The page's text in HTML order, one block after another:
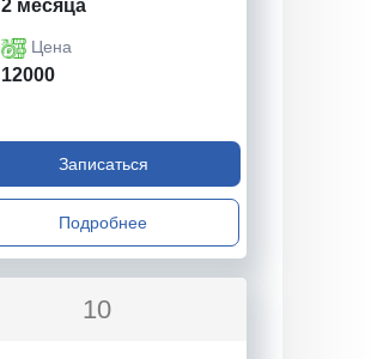
2 месяца
Цена
12000
Записаться
Подробнее
10